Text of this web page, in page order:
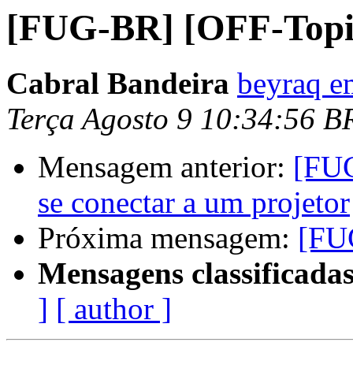
[FUG-BR] [OFF-
Cabral Bandeira beyraq
Terça Agosto 9 10:34:56
Mensagem anterior:
se conectar a um projetor
Próxima mensagem:
Mensagens
] [ author ]